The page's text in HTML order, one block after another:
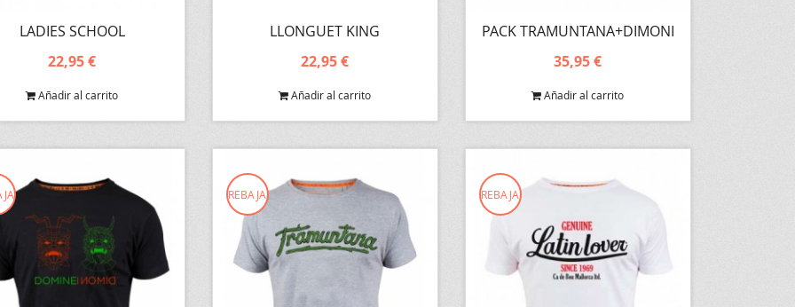
LADIES SCHOOL
22,95 €
Añadir al carrito
LLONGUET KING
22,95 €
Añadir al carrito
PACK TRAMUNTANA+DIMONI
35,95 €
Añadir al carrito
REBAJA REBAJA